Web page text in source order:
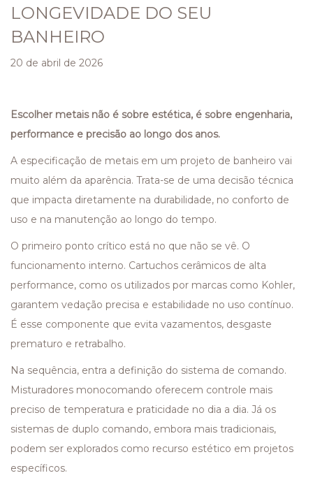
LONGEVIDADE DO SEU
BANHEIRO
20 de abril de 2026
Escolher metais não é sobre estética, é sobre engenharia,
performance e precisão ao longo dos anos.
A especificação de metais em um projeto de banheiro vai
muito além da aparência. Trata-se de uma decisão técnica
que impacta diretamente na durabilidade, no conforto de
uso e na manutenção ao longo do tempo.
O primeiro ponto crítico está no que não se vê. O
funcionamento interno. Cartuchos cerâmicos de alta
performance, como os utilizados por marcas como Kohler,
garantem vedação precisa e estabilidade no uso contínuo.
É esse componente que evita vazamentos, desgaste
prematuro e retrabalho.
Na sequência, entra a definição do sistema de comando.
Misturadores monocomando oferecem controle mais
preciso de temperatura e praticidade no dia a dia. Já os
sistemas de duplo comando, embora mais tradicionais,
podem ser explorados como recurso estético em projetos
específicos.